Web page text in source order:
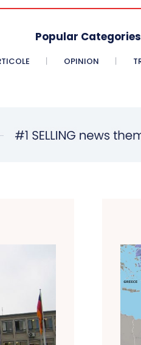
Popular Categories
OPINION